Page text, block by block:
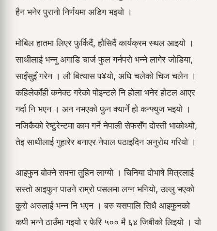
हैन भनेर पुरानो निर्णयमा अडिग भइयो ।
मोबिल हातमा लिएर फुर्किदैं, हौसिदैं कार्यक्रम स्थल आइयो ।
साथीलाई भन्नु अगाडि चार्ज फुल गर्नपरो भन्ने लागेर जोडिया,
साइँसुइँ गरेन । लौ बित्यास प¥यो, अघि चलेको चिज चलेन ।
कहिलेकाँही कनेक्ट गरेको पोइन्टले नि होला भनेर होटल आएर
गर्दा नि भएन । अन नभएको फुन क्यार्ने हो कन्फ्युज भइयो ।
नजिकैको रेष्टुरेन्टमा काम गर्ने नेपाली सेफसँग दोस्ती भाकोथ्यो,
तेइ साथीलाई गुहारेर बनाएर नेपाल पठाइदिन अनुरोध गरियो ।
आइफुन बोक्ने सपना तुहिन लाग्यो । चिनिया दोभाषे मित्रलाई
सस्तो आइफुन पाउने राम्रो पसलमा लग्न भनियो, उल्लु भएको
कुरो अरुलाई भन्न नि भएन । बरु यसपालि सिधै आइफुनको
कपी भन्ने ठाउँमा गइयो र फेरि ५०० मै ६४ जिबीको लिइयो । यो